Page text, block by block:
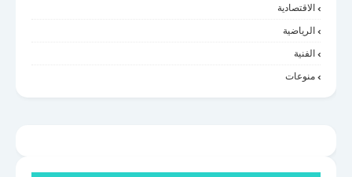
الاقتصادية
الرياضية
الفنية
منوعات